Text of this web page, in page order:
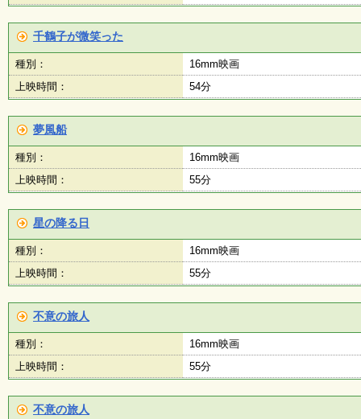
千鶴子が微笑った
種別：
16mm映画
上映時間：
54分
夢風船
種別：
16mm映画
上映時間：
55分
星の降る日
種別：
16mm映画
上映時間：
55分
不意の旅人
種別：
16mm映画
上映時間：
55分
不意の旅人